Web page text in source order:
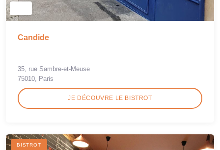
Candide
35, rue Sambre-et-Meuse
75010, Paris
JE DÉCOUVRE LE BISTROT
BISTROT